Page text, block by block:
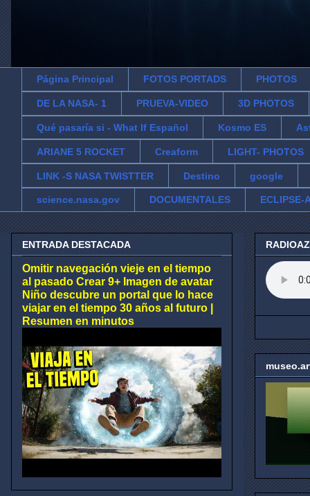
Página Principal FOTOS PORTADS PHOTOS
DE LA NASA- 1 PRUEVA-VIDEO 3D PHOTOS
Qué pasaría si - What If Español Kosmo ES
ARIANE 5 ROCKET Creaform LIGHT- PHOTOS
LINK -S NASA TWISTTER Destino google
science.nasa.gov DOCUMENTALES ECLIPSE-
ENTRADA DESTACADA
Omitir navegación vieje en el tiempo
al pasado Crear 9+ Imagen de avatar
Niño descubre un portal que lo hace
viajar en el tiempo 30 años al futuro |
Resumen en minutos